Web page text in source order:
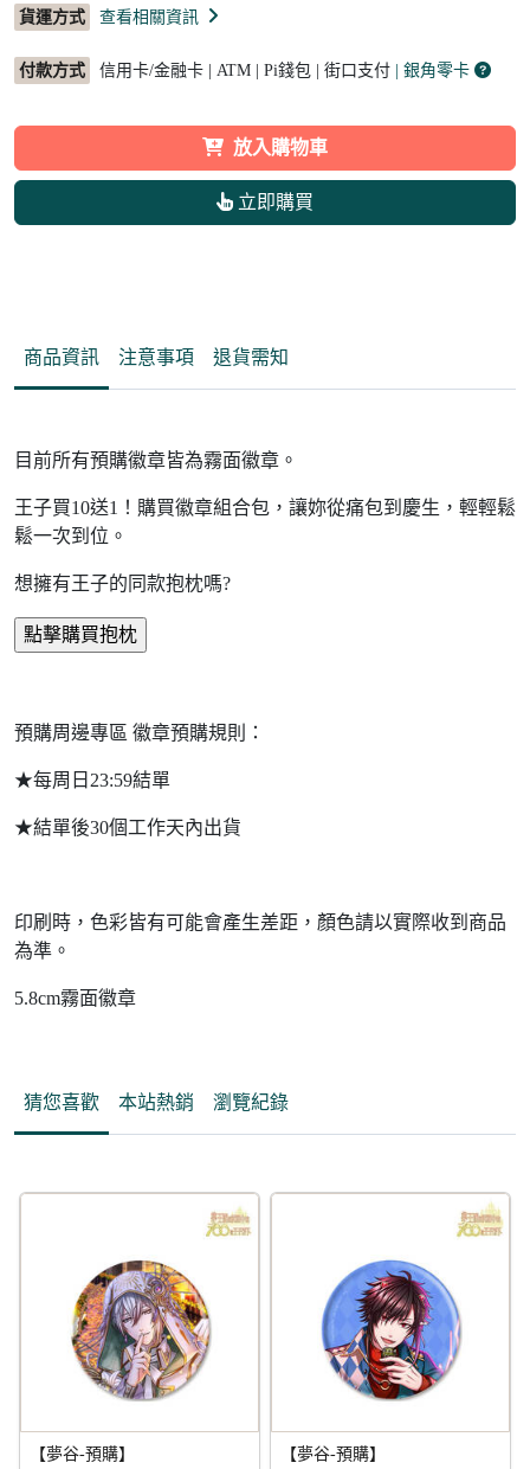
貨運方式 查看相關資訊
付款方式 信用卡/金融卡 | ATM | Pi錢包 | 街口支付 | 銀角零卡
放入購物車
立即購買
商品資訊 注意事項 退貨需知
目前所有預購徽章皆為霧面徽章。
王子買10送1！購買徽章組合包，讓妳從痛包到慶生，輕輕鬆
鬆一次到位。
想擁有王子的同款抱枕嗎?
預購周邊專區 徽章預購規則：
★每周日23:59結單
★結單後30個工作天內出貨
印刷時，色彩皆有可能會產生差距，顏色請以實際收到商品
為準。
5.8cm霧面徽章
猜您喜歡 本站熱銷 瀏覽紀錄
【夢谷-預購】 【夢谷-預購】